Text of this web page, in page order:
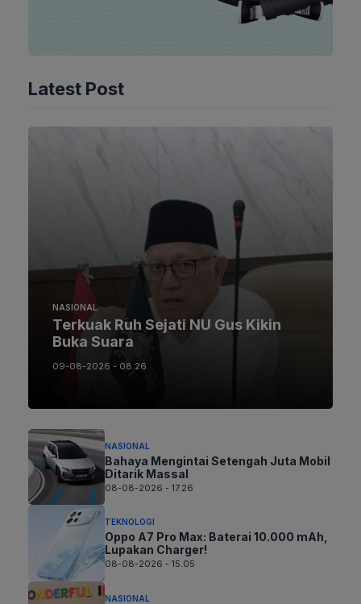
Latest Post
NASIONAL
Terkuak Ruh Sejati NU Gus Kikin
Buka Suara
09-08-2026 - 08.26
NASIONAL
Bahaya Mengintai Setengah Juta Mobil
Ditarik Massal
08-08-2026 - 17.26
TEKNOLOGI
Oppo A7 Pro Max: Baterai 10.000 mAh,
Lupakan Charger!
08-08-2026 - 15.05
NASIONAL